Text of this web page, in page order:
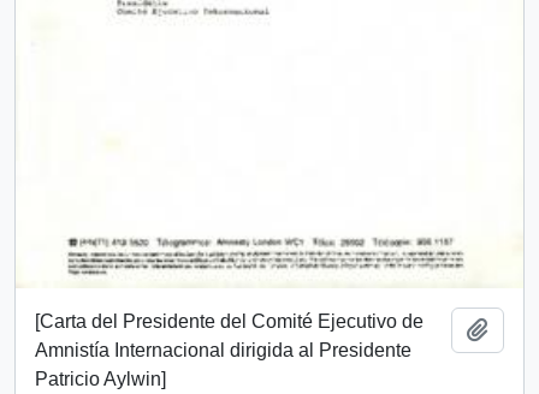
[Carta del Presidente del Comité Ejecutivo de
Amnistía Internacional dirigida al Presidente
Patricio Aylwin]